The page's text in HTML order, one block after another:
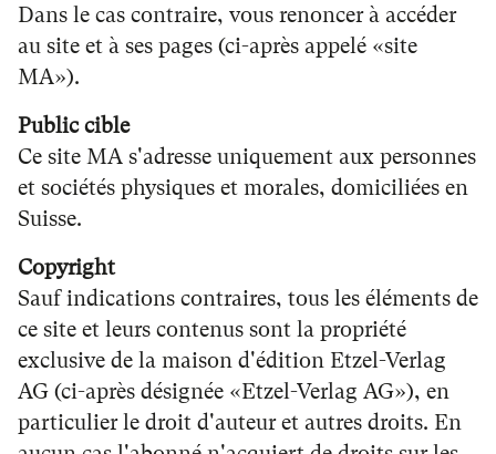
Dans le cas contraire, vous renoncer à accéder
au site et à ses pages (ci-après appelé «site
MA»).
Public cible
Ce site MA s'adresse uniquement aux personnes
et sociétés physiques et morales, domiciliées en
Suisse.
Copyright
Sauf indications contraires, tous les éléments de
ce site et leurs contenus sont la propriété
exclusive de la maison d'édition Etzel-Verlag
AG (ci-après désignée «Etzel-Verlag AG»), en
particulier le droit d'auteur et autres droits. En